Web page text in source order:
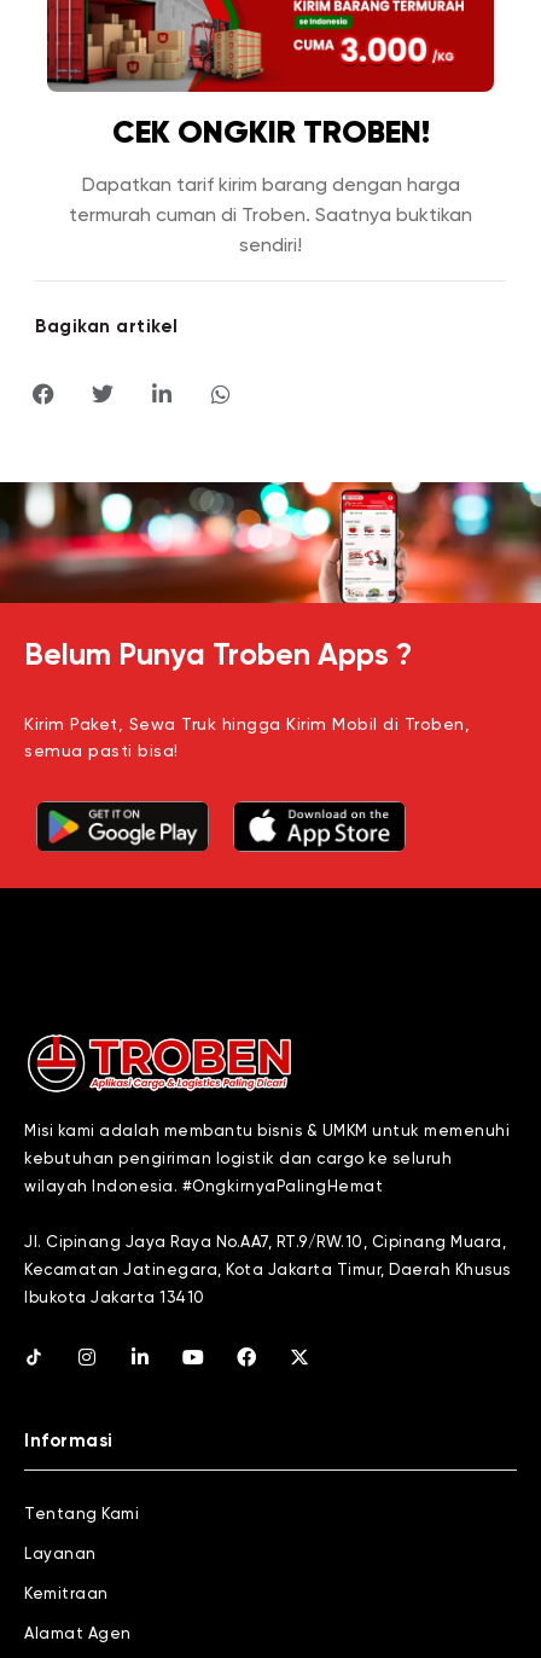
CEK ONGKIR TROBEN!
Dapatkan tarif kirim barang dengan harga
termurah cuman di Troben. Saatnya buktikan
sendiri!
Bagikan artikel
Belum Punya Troben Apps ?
Kirim Paket, Sewa Truk hingga Kirim Mobil di Troben,
semua pasti bisa!
Misi kami adalah membantu bisnis & UMKM untuk memenuhi
kebutuhan pengiriman logistik dan cargo ke seluruh
wilayah Indonesia. #OngkirnyaPalingHemat
Jl. Cipinang Jaya Raya No.AA7, RT.9/RW.10, Cipinang Muara,
Kecamatan Jatinegara, Kota Jakarta Timur, Daerah Khusus
Ibukota Jakarta 13410
Informasi
Tentang Kami
Layanan
Kemitraan
Alamat Agen